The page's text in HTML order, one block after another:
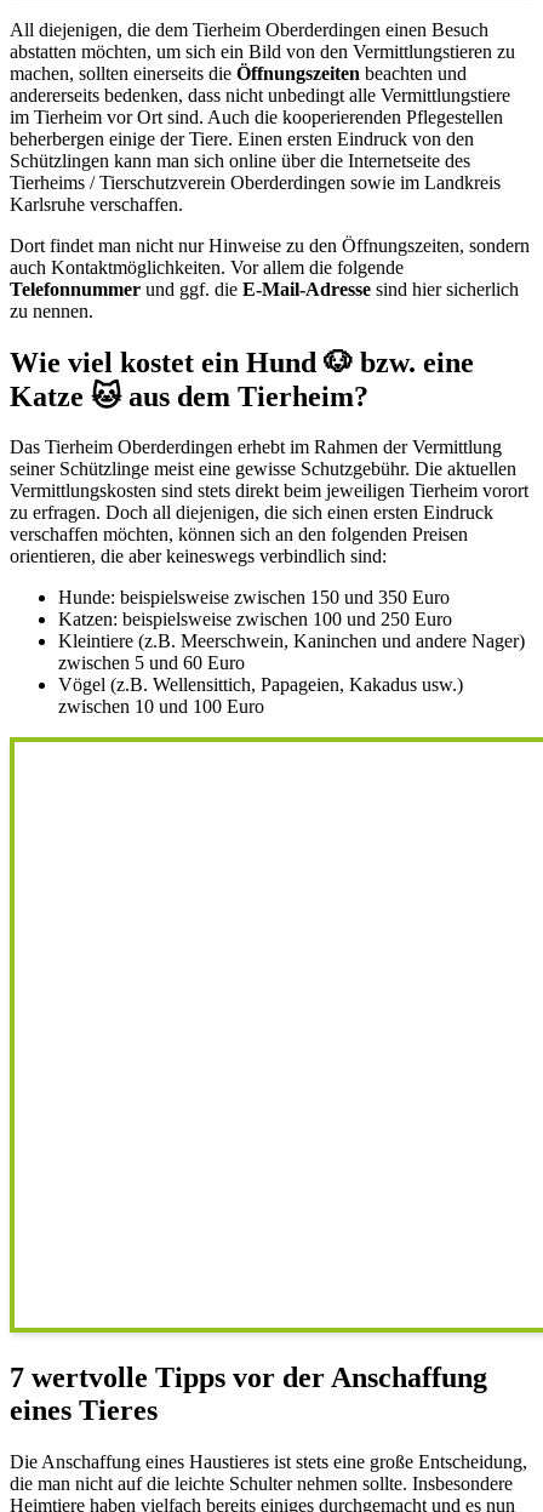
All diejenigen, die dem Tierheim Oberderdingen einen Besuch
abstatten möchten, um sich ein Bild von den Vermittlungstieren zu
machen, sollten einerseits die Öffnungszeiten beachten und
andererseits bedenken, dass nicht unbedingt alle Vermittlungstiere
im Tierheim vor Ort sind. Auch die kooperierenden Pflegestellen
beherbergen einige der Tiere. Einen ersten Eindruck von den
Schützlingen kann man sich online über die Internetseite des
Tierheims / Tierschutzverein Oberderdingen sowie im Landkreis
Karlsruhe verschaffen.
Dort findet man nicht nur Hinweise zu den Öffnungszeiten, sondern
auch Kontaktmöglichkeiten. Vor allem die folgende
Telefonnummer und ggf. die E-Mail-Adresse sind hier sicherlich
zu nennen.
Wie viel kostet ein Hund 🐶 bzw. eine
Katze 🐱 aus dem Tierheim?
Das Tierheim Oberderdingen erhebt im Rahmen der Vermittlung
seiner Schützlinge meist eine gewisse Schutzgebühr. Die aktuellen
Vermittlungskosten sind stets direkt beim jeweiligen Tierheim vorort
zu erfragen. Doch all diejenigen, die sich einen ersten Eindruck
verschaffen möchten, können sich an den folgenden Preisen
orientieren, die aber keineswegs verbindlich sind:
Hunde: beispielsweise zwischen 150 und 350 Euro
Katzen: beispielsweise zwischen 100 und 250 Euro
Kleintiere (z.B. Meerschwein, Kaninchen und andere Nager)
zwischen 5 und 60 Euro
Vögel (z.B. Wellensittich, Papageien, Kakadus usw.)
zwischen 10 und 100 Euro
7 wertvolle Tipps vor der Anschaffung
eines Tieres
Die Anschaffung eines Haustieres ist stets eine große Entscheidung,
die man nicht auf die leichte Schulter nehmen sollte. Insbesondere
Heimtiere haben vielfach bereits einiges durchgemacht und es nun